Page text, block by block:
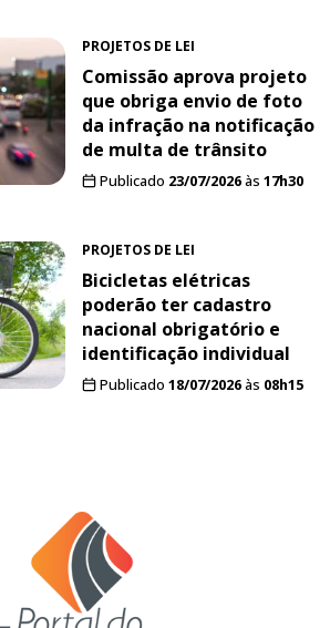
PROJETOS DE LEI
Comissão aprova projeto
que obriga envio de foto
da infração na notificação
de multa de trânsito
Publicado 23/07/2026às 17h30
PROJETOS DE LEI
Bicicletas elétricas
poderão ter cadastro
nacional obrigatório e
identificação individual
Publicado 18/07/2026às 08h15